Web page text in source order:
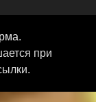
.
при